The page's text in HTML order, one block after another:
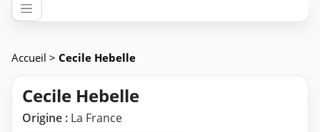
Accueil > Cecile Hebelle
Cecile Hebelle
Origine : La France